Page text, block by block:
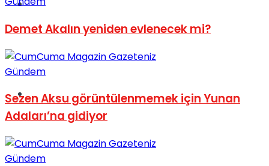
Spor
Podcast
Demet Akalın yeniden evlenecek mi?
Gündem
Sezen Aksu görüntülenmemek için Yunan
Adaları’na gidiyor
Gündem